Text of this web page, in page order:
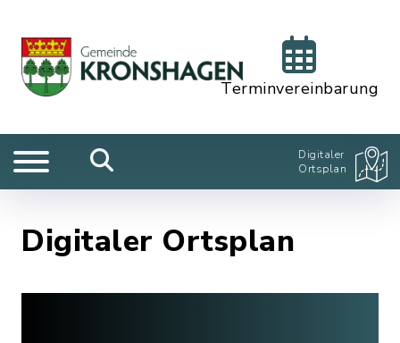
Terminvereinbarung
Digitaler
Ortsplan
Digitaler Ortsplan